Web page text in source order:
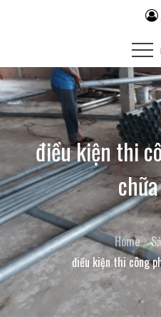
điều kiện thi
Home
điều kiện thi công